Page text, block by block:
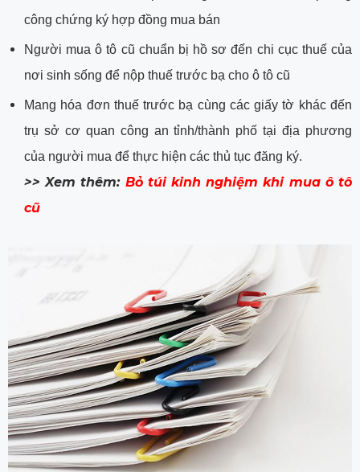
công chứng ký hợp đồng mua bán
Người mua ô tô cũ chuẩn bị hồ sơ đến chi cục thuế của
nơi sinh sống để nộp thuế trước bạ cho ô tô cũ
Mang hóa đơn thuế trước bạ cùng các giấy tờ khác đến
trụ sở cơ quan công an tỉnh/thành phố tại địa phương
của người mua để thực hiện các thủ tục đăng ký.
>> Xem thêm: Bỏ túi kinh nghiệm khi mua ô tô
cũ